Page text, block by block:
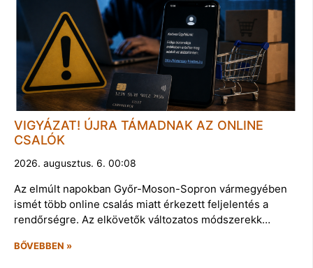
VIGYÁZAT! ÚJRA TÁMADNAK AZ ONLINE
CSALÓK
2026. augusztus. 6. 00:08
Az elmúlt napokban Győr-Moson-Sopron vármegyében
ismét több online csalás miatt érkezett feljelentés a
rendőrségre. Az elkövetők változatos módszerekk…
BŐVEBBEN »